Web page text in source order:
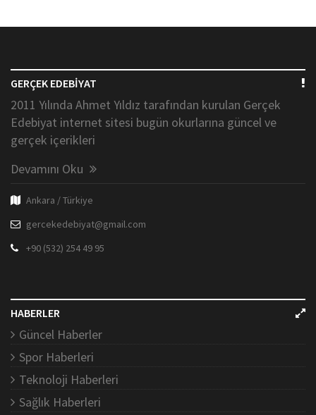
GERÇEK EDEBİYAT
2011 Yılında Ahmet Yıldız tarafından kurulan Gerçek
Edebiyat internet sitesi bugün okurlarına güncel ve
gerçek içerikleri
Devamını Oku
Ankara / Türkiye
gercekedebiyat@gmail.com
+90 (532) 254 49 95
HABERLER
Güncel Haberler
Spor Haberleri
Teknoloji Haberleri
Sağlık Haberleri